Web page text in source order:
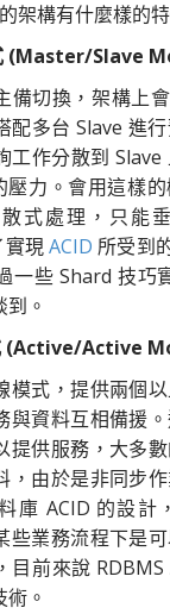
架構有什麼樣的特
(Master/Slave
備切換，架構上
配多台 Slave 進
工作分散到
力。會用這樣
式處理，只能
實現ACID 所受到
一些 Shard 技巧
。
(Active/Active
模式，提供兩個
與資料互相備援
提供服務，大多
，由於是非同步
庫 ACID 的設計，
些業務流程下是
目前來說
。